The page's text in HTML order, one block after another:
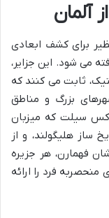
آلمان
برای کشف ابعادی
می شود. این جزایر،
ثابت می کنند که
بزرگ و مناطق
سیلت که میزبان
ساز هلیگولند، و از
فهمارن، هر جزیره
فرد را ارائه